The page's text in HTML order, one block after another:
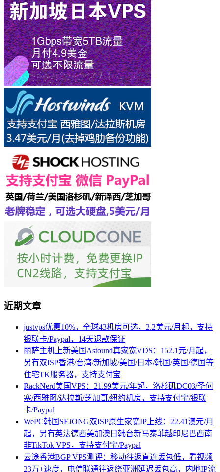
近期文章
justvps优惠10%，全球43机房可选，2.2美元/月起，支持
银联卡/Paypal，14天退款保证
丽萨主机上新美国Astound真家宽VDS：152.1元/月起，
另有双ISP香港/台湾/新加坡/美国/日本/韩国/英国/德国等
住宅TK服务器，支持支付宝
RackNerd美国VPS：21.99美元/年起，洛杉矶DC03/圣何
塞/西雅图/达拉斯/芝加哥/纽约机房，支持支付宝/银联
卡/Paypal
WePC韩国SEJONG双ISP原生家宽IP上线：22.41澳元/月
起，另有英法德西美加澳日韩台新马泰菲越印尼巴西南
非TikTok VPS，支持支付宝/Paypal
云途香港BGP VPS测评：移动往返直连丢包低，看视频
23万+速度，电信联通往返绕亚洲延迟丢包高，内地IP流